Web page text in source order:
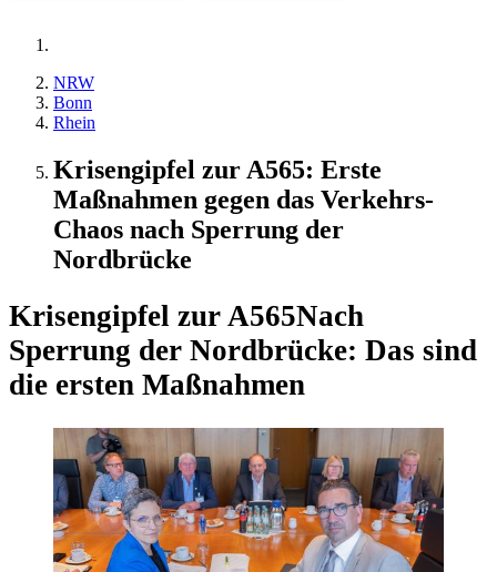
NRW
Bonn
Rhein
Krisengipfel zur A565: Erste
Maßnahmen gegen das Verkehrs-
Chaos nach Sperrung der
Nordbrücke
Krisengipfel zur A565Nach
Sperrung der Nordbrücke: Das sind
die ersten Maßnahmen